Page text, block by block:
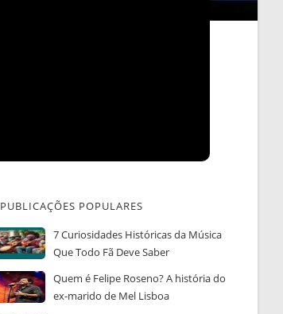
PUBLICAÇÕES POPULARES
7 Curiosidades Históricas da Música
Que Todo Fã Deve Saber
Quem é Felipe Roseno? A história do
ex-marido de Mel Lisboa